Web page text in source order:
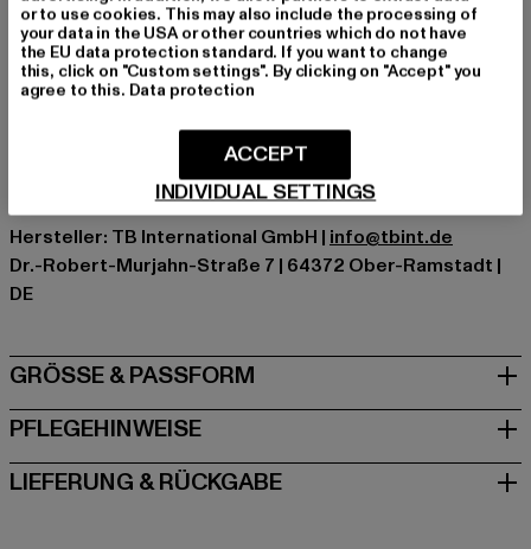
Schnitt: Normal
Marke: Urban Classics
Kat.: Beachwear - Bottoms
Farbe: blau
Hersteller Farbe: navy/white
Materialzusammensetzung: 100% Nylon, 100% Polyester
Art.Nr: TB2050-01200
Hersteller: TB International GmbH | info@tbint.de
Dr.-Robert-Murjahn-Straße 7 | 64372 Ober-Ramstadt |
DE
GRÖSSE & PASSFORM
PFLEGEHINWEISE
LIEFERUNG & RÜCKGABE
or to use cookies. This may also include the processing of
your data in the USA or other countries which do not have
the EU data protection standard. If you want to change
this, click on "Custom settings". By clicking on "Accept" you
agree to this. Data protection
INDIVIDUAL SETTINGS
ACCEPT